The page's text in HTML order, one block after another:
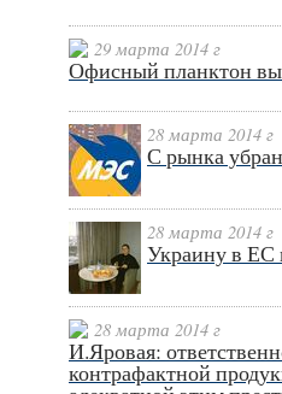
29 марта 2014 г
Офисный планктон
28 марта 2014 г
С рынка
28 марта 2014 г
Украину в ЕС
28 марта 2014 г
И.Яровая:
контрафактной